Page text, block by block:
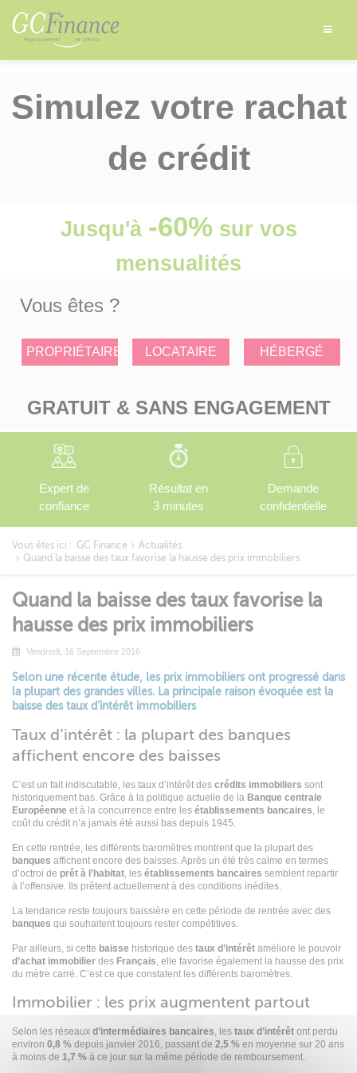
Simulez votre rachat
de crédit
Jusqu'à -60% sur vos
mensualités
Vous êtes ?
PROPRIÉTAIRE LOCATAIRE HÉBERGÉ
GRATUIT & SANS ENGAGEMENT
Expert de
confiance
Résultat en
3 minutes
Demande
confidentielle
Vous êtes ici : GC Finance
Actualités
Quand la baisse des taux favorise la hausse des prix immobiliers
Quand la baisse des taux favorise la
hausse des prix immobiliers
Vendredi, 16 Septembre 2016
Selon une récente étude, les prix immobiliers ont progressé dans
la plupart des grandes villes. La principale raison évoquée est la
baisse des taux d’intérêt immobiliers
Taux d’intérêt : la plupart des banques
affichent encore des baisses
C’est un fait indiscutable, les taux d’intérêt des crédits immobiliers sont
historiquement bas. Grâce à la politique actuelle de la Banque centrale
Européenne et à la concurrence entre les établissements bancaires, le
coût du crédit n’a jamais été aussi bas depuis 1945.
En cette rentrée, les différents baromètres montrent que la plupart des
banques affichent encore des baisses. Après un été très calme en termes
d’octroi de prêt à l’habitat, les établissements bancaires semblent repartir
à l’offensive. Ils prêtent actuellement à des conditions inédites.
La tendance reste toujours baissière en cette période de rentrée avec des
banques qui souhaitent toujours rester compétitives.
Par ailleurs, si cette baisse historique des taux d’intérêt améliore le pouvoir
d’achat immobilier des Français, elle favorise également la hausse des prix
du mètre carré. C’est ce que constatent les différents baromètres.
Immobilier : les prix augmentent partout
Selon les réseaux d’intermédiaires bancaires, les taux d’intérêt ont perdu
environ 0,8 % depuis janvier 2016, passant de 2,5 % en moyenne sur 20 ans
à moins de 1,7 % à ce jour sur la même période de remboursement.